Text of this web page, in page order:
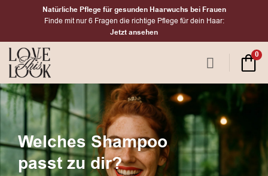
Natürliche Pflege für gesunden Haarwuchs bei Frauen
Finde mit nur 6 Fragen die richtige Pflege für dein Haar:
Jetzt ansehen
0
Welches Shampoo
passt zu dir?